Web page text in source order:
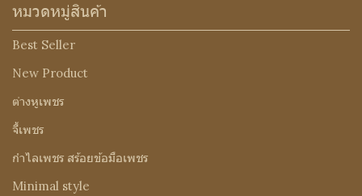
หมวดหมู่สินค้า
Best Seller
New Product
ต่างหูเพชร
จี้เพชร
กำไลเพชร สร้อยข้อมือเพชร
Minimal style